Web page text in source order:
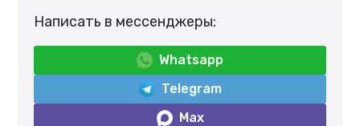
Написать в мессенджеры:
Whatsapp
Telegram
Max